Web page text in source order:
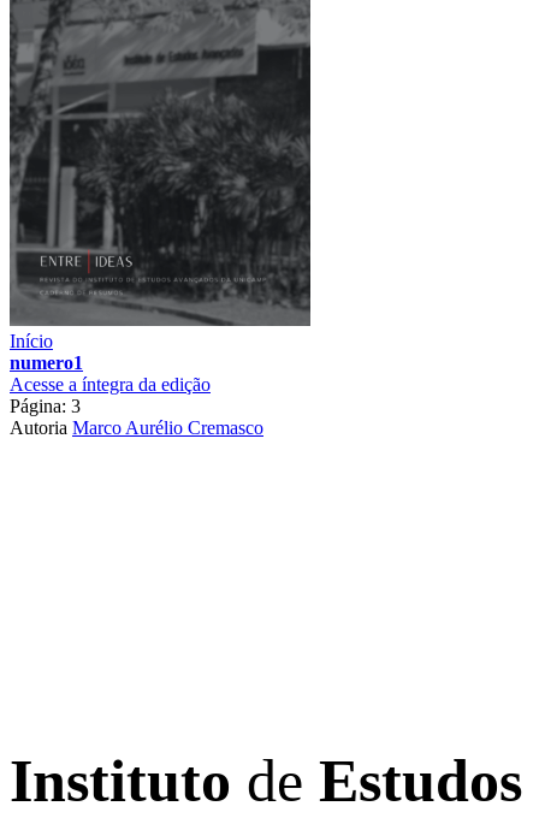
Início
numero1
Acesse a íntegra da edição
Página: 3
Autoria Marco Aurélio Cremasco
Instituto de Estudos